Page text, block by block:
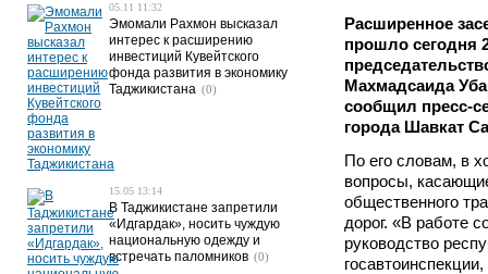
Расширенное
прошло сегодня
Махмадсаида
сообщил пресс-
города Шавкат
По его словам, в
вопросы,
общественного
дорог. «В работе
руководство
05.11 11:32
Эмомали Рахмон высказал
интерес к расширению
инвестиций Кувейтского
фонда развития в экономику
Таджикистана (0)
15.05 13:14
В Таджикистане запретили
«Идгардак», носить чуждую
национальную одежду и
встречать паломников (0)